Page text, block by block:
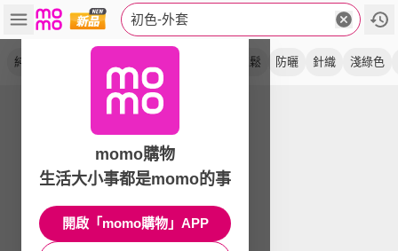
初色-外套
純色 寬鬆 防曬 針織 淺綠色
momo購物
生活大小事都是momo的事
開啟「momo購物」APP